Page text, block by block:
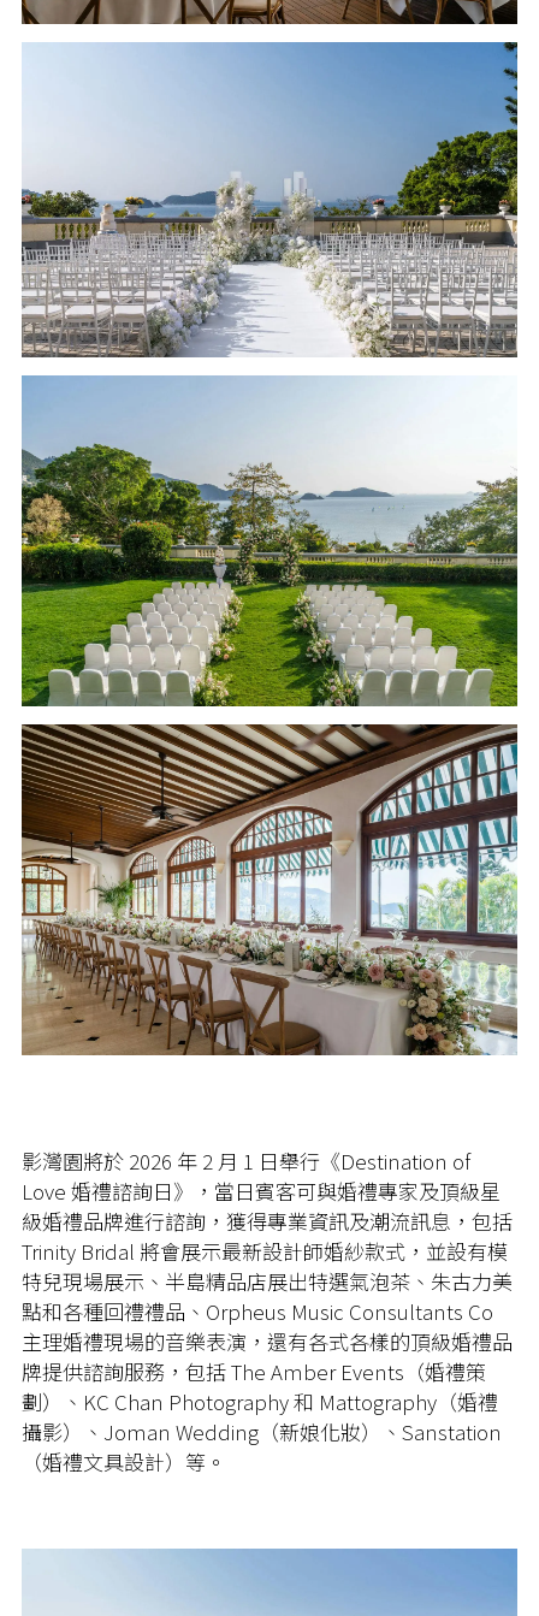
影灣園將於 2026 年 2 月 1 日舉行《Destination of
Love 婚禮諮詢日》，當日賓客可與婚禮專家及頂級星
級婚禮品牌進行諮詢，獲得專業資訊及潮流訊息，包括
Trinity Bridal 將會展示最新設計師婚紗款式，並設有模
特兒現場展示、半島精品店展出特選氣泡茶、朱古力美
點和各種回禮禮品、Orpheus Music Consultants Co
主理婚禮現場的音樂表演，還有各式各樣的頂級婚禮品
牌提供諮詢服務，包括 The Amber Events（婚禮策
劃）、KC Chan Photography 和 Mattography（婚禮
攝影）、Joman Wedding（新娘化妝）、Sanstation
（婚禮文具設計）等。